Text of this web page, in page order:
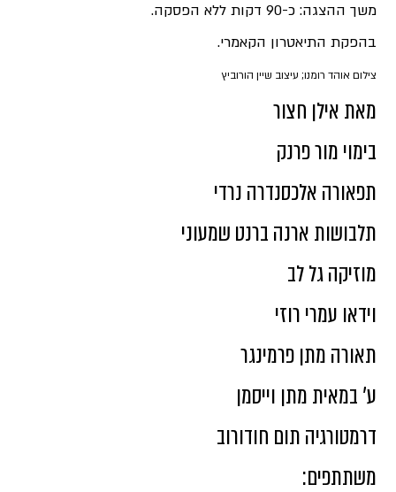
משך ההצגה: כ-90 דקות ללא הפסקה.
בהפקת התיאטרון הקאמרי.
צילום אוהד רומנו; עיצוב שיין הורוביץ
מאת אילן חצור
בימוי מור פרנק
תפאורה אלכסנדרה נרדי
תלבושות ארנה ברנט שמעוני
מוזיקה גל לב
וידאו עמרי רוזי
תאורה מתן פרמינגר
ע' במאית מתן וייסמן
דרמטורגיה תום חודורוב
משתתפים: